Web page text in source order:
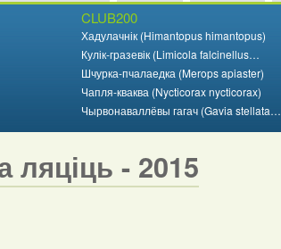
CLUB200
Хадулачнік (Himantopus himantopus)
Кулік-гразевік (Limicola falcinellus…
Шчурка-пчалаедка (Merops apiaster)
Чапля-кваква (Nycticorax nycticorax)
Чырвонаваллёвы гагач (Gavia stellata…
ляціць - 2015